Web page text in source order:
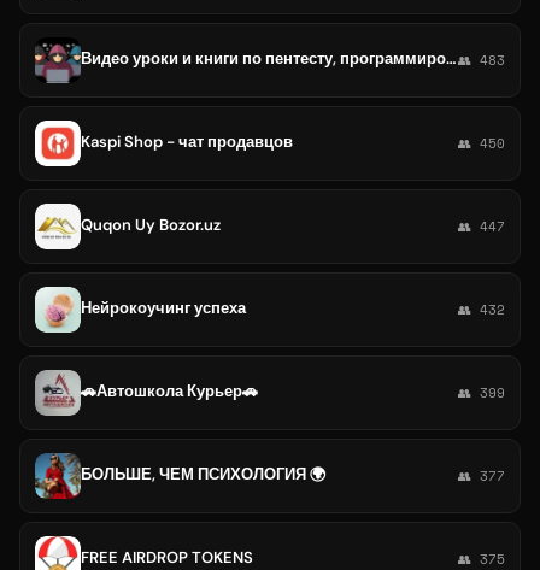
Видео уроки и книги по пентесту, программированию и IT в целом.👥 483
Kaspi Shop - чат продавцов 👥 450
Quqon Uy Bozor.uz 👥 447
Нейрокоучинг успеха 👥 432
🚗Автошкола Курьер🚗 👥 399
БОЛЬШЕ, ЧЕМ ПСИХОЛОГИЯ 🌍 👥 377
FREE AIRDROP TOKENS 👥 375